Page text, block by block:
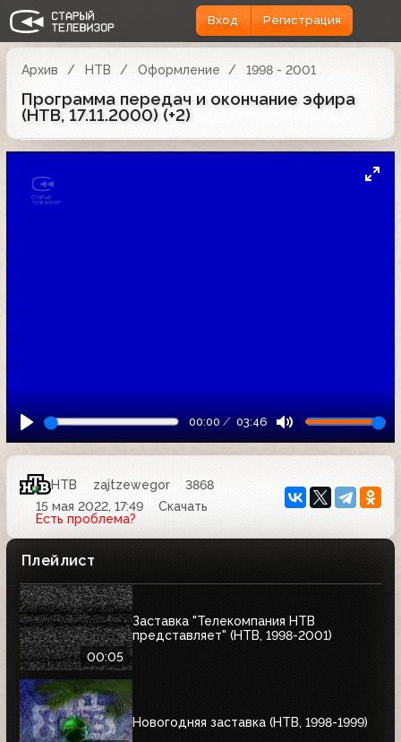
Вход Регистрация
Архив НТВ Оформление 1998 - 2001
Программа передач и окончание эфира
(НТВ, 17.11.2000) (+2)
00:00 03:46
НТВ zajtzewegor
3868
15 мая 2022, 17:49
Скачать
Есть проблема?
Плейлист
00:05
Заставка "Телекомпания НТВ
представляет" (НТВ, 1998-2001)
Новогодняя заставка (НТВ, 1998-1999)